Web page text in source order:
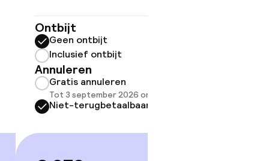
Ontbijt
Geen ontbijt
Inclusief ontbijt
Annuleren
Gratis annuleren
Tot 3 september 2026 om 14:00
Niet-terugbetaalbaar